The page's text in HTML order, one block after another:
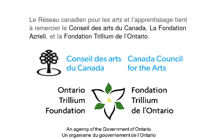
Le Réseau canadien pour les arts et l’apprentissage tient
à remercier le Conseil des arts du Canada, La Fondation
Azrieli, et la Fondation Trillium de l’Ontario.